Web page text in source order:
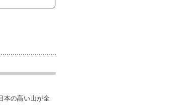
本の高い山が全